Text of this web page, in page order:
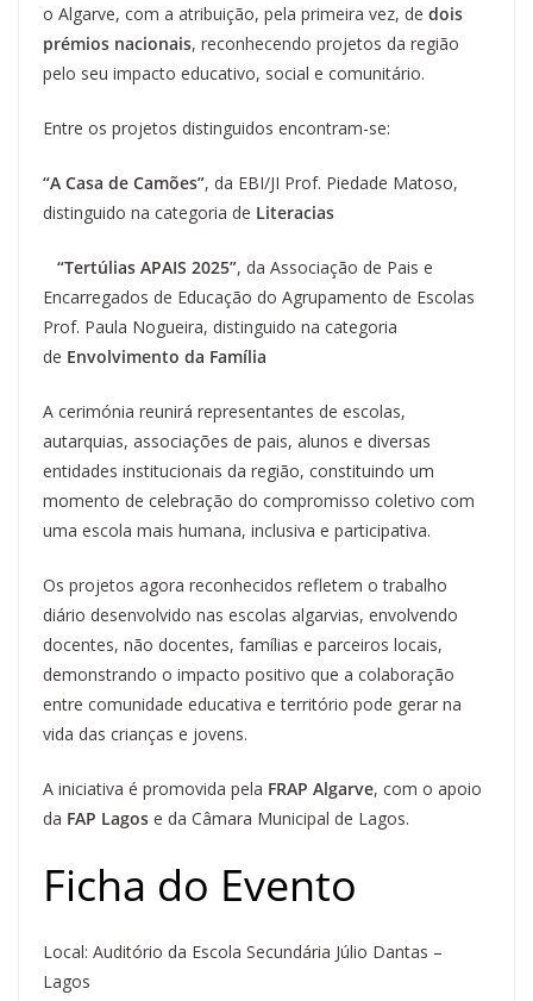
o Algarve, com a atribuição, pela primeira vez, de dois
prémios nacionais, reconhecendo projetos da região
pelo seu impacto educativo, social e comunitário.
Entre os projetos distinguidos encontram-se:
“A Casa de Camões”, da EBI/JI Prof. Piedade Matoso,
distinguido na categoria de Literacias
“Tertúlias APAIS 2025”, da Associação de Pais e
Encarregados de Educação do Agrupamento de Escolas
Prof. Paula Nogueira, distinguido na categoria
de Envolvimento da Família
A cerimónia reunirá representantes de escolas,
autarquias, associações de pais, alunos e diversas
entidades institucionais da região, constituindo um
momento de celebração do compromisso coletivo com
uma escola mais humana, inclusiva e participativa.
Os projetos agora reconhecidos refletem o trabalho
diário desenvolvido nas escolas algarvias, envolvendo
docentes, não docentes, famílias e parceiros locais,
demonstrando o impacto positivo que a colaboração
entre comunidade educativa e território pode gerar na
vida das crianças e jovens.
A iniciativa é promovida pela FRAP Algarve, com o apoio
da FAP Lagos e da Câmara Municipal de Lagos.
Ficha do Evento
Local: Auditório da Escola Secundária Júlio Dantas –
Lagos